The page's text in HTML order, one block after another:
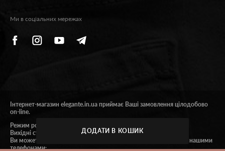
ДОДАТИ В КОШИК
Ми в соціальних мережах
Інтернет-магазин elegante.in.ua приймає Ваші замовлення цілодобово
on-line.
Режим роботи 9:00 - 18:00.
Вихідні субота та неділя.
Ви можете отримати консультацію або зробити замовлення за нашими
телефонами: